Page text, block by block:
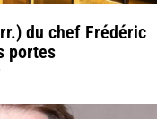
du chef Frédéric
portes